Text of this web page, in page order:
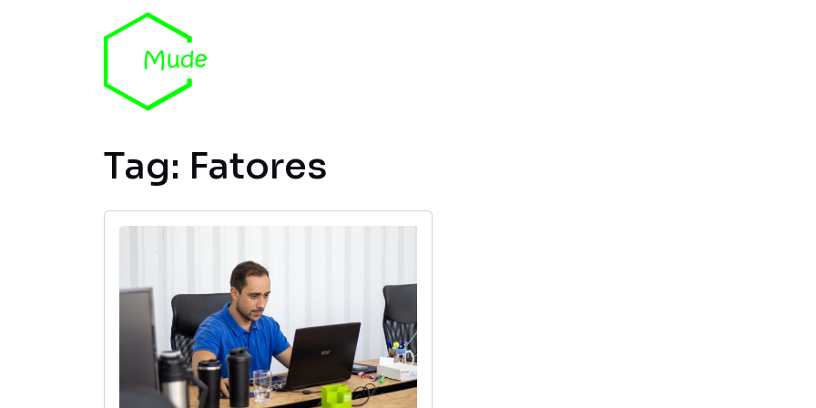
Tag: Fatores